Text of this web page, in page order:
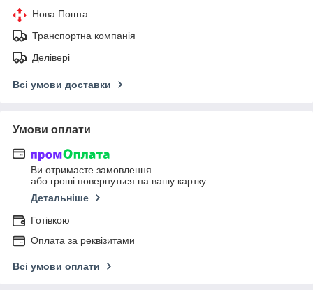
Нова Пошта
Транспортна компанія
Делівері
Всі умови доставки
Умови оплати
Ви отримаєте замовлення
або гроші повернуться на вашу картку
Детальніше
Готівкою
Оплата за реквізитами
Всі умови оплати